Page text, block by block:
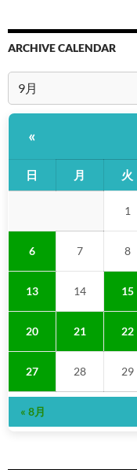
ARCHIVE CALENDAR
«
日 月 火
1
6 7 8
13 14 15
20 21 22
27 28 29
« 8月